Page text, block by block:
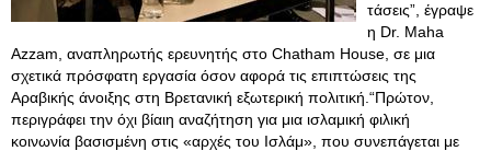
τάσεις”, έγραψε
η Dr. Maha
Azzam, αναπληρωτής ερευνητής στο Chatham House, σε μια
σχετικά πρόσφατη εργασία όσον αφορά τις επιπτώσεις της
Αραβικής άνοιξης στη Βρετανική εξωτερική πολιτική.“Πρώτον,
περιγράφει την όχι βίαιη αναζήτηση για μια ισλαμική φιλική
κοινωνία βασισμένη στις «αρχές του Ισλάμ», που συνεπάγεται με